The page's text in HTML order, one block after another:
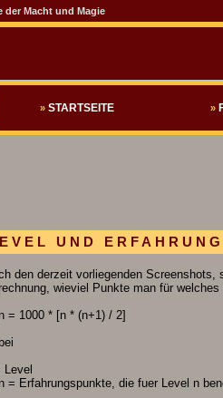
Macht und Magie
» STARTSEITE »
UND
den derzeit vorliegenden
wieviel Punkte man für
= 1000 * [n * (n+1) / 2]
Level
= Erfahrungspunkte, die fuer Level n